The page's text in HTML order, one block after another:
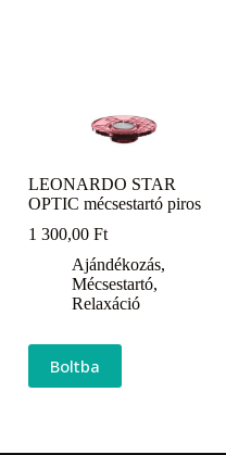
LEONARDO STAR
OPTIC mécsestartó piros
1 300,00Ft
Ajándékozás,
Mécsestartó,
Relaxáció
Boltba